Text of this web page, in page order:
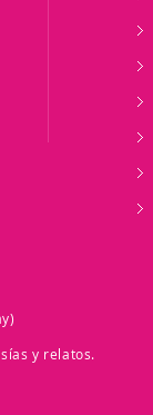
y relatos.